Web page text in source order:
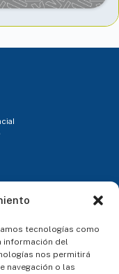
tecnologías como
información del
nos permitirá
navegación o las